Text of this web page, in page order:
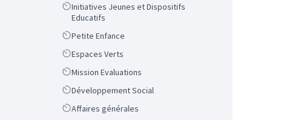
Scope
Initiatives Jeunes et Dispositifs
Educatifs
ScopePetite Enfance
ScopeEspaces Verts
ScopeMission Evaluations
ScopeDéveloppement Social
ScopeAffaires générales